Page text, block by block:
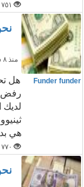
٧٥١
منذ ٨ سنوات
Funder funder
هل
رفض
لديك
هي
٧٧٠